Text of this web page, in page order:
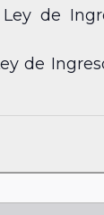
de
de